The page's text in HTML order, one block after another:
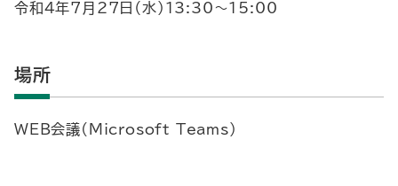
令和4年7月27日（水）13:30～15:00
場所
WEB会議(Microsoft Teams)